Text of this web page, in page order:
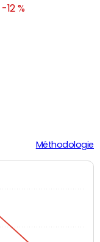
-12 %
Méthodologie